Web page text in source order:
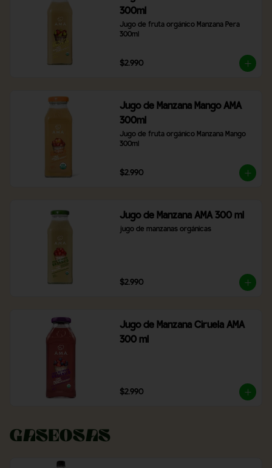
300ml
Jugo de fruta orgánico Manzana Pera
300ml
$2.990
Jugo de Manzana Mango AMA
300ml
Jugo de fruta orgánico Manzana Mango
300ml
$2.990
Jugo de Manzana AMA 300 ml
jugo de manzanas orgánicas
$2.990
Jugo de Manzana Ciruela AMA
300 ml
$2.990
Gaseosas